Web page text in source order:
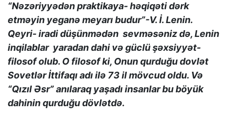
“Nəzəriyyədən praktikaya- həqiqəti dərk
etməyin yeganə meyarı budur”-V. İ. Lenin.
Qeyri- iradi düşünmədən sevməsəniz də, Lenin
inqilablar yaradan dahi və güclü şəxsiyyət-
filosof olub. O filosof ki, Onun qurduğu dovlət
Sovetlər İttifaqı adı ilə 73 il mövcud oldu. Və
“Qızıl Əsr” anılaraq yaşadı insanlar bu böyük
dahinin qurduğu dövlətdə.